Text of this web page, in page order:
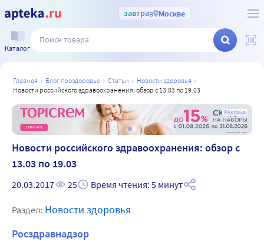
завтрав Москве
Каталог
главная блог проздоровье статьи
новости здоровья
новости российского здравоохранения: обзор с 13.03 по 19.03
Реклама
Новости российского здравоохранения: обзор с
13.03 по 19.03
20.03.2017 25 Время чтения: 5 минут
Раздел: Новости здоровья
Росздравнадзор